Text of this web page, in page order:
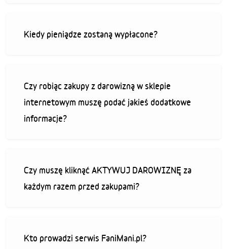
Kiedy pieniądze zostaną wypłacone?
Czy robiąc zakupy z darowizną w sklepie
internetowym muszę podać jakieś dodatkowe
informacje?
Czy muszę kliknąć AKTYWUJ DAROWIZNĘ za
każdym razem przed zakupami?
Kto prowadzi serwis FaniMani.pl?